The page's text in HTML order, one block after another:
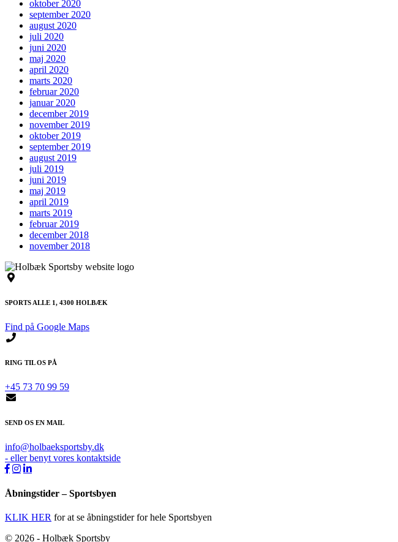
oktober 2020
september 2020
august 2020
juli 2020
juni 2020
maj 2020
april 2020
marts 2020
februar 2020
januar 2020
december 2019
november 2019
oktober 2019
september 2019
august 2019
juli 2019
juni 2019
maj 2019
april 2019
marts 2019
februar 2019
december 2018
november 2018
SPORTS ALLE 1, 4300 HOLBÆK
Find på Google Maps
RING TIL OS PÅ
+45 73 70 99 59
SEND OS EN MAIL
info@holbaeksportsby.dk
- eller benyt vores kontaktside
Åbningstider – Sportsbyen
KLIK HER for at se åbningstider for hele Sportsbyen
© 2026 - Holbæk Sportsby